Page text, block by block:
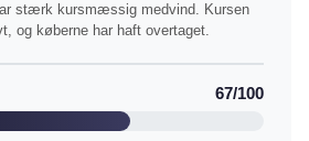
stærk kursmæssig medvind. Kursen
og køberne har haft overtaget.
67/100